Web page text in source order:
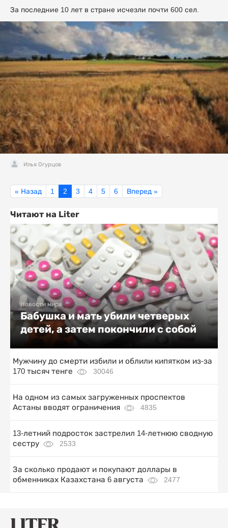
За последние 10 лет в стране исчезли почти 600 сел.
Илья Огурцов
« Назад 1 2 3 4 5 6 Вперед »
Читают на Liter
Новости мира
Бабушка и мать убили четверых
детей, а затем покончили с собой
Мужчину до смерти избили и облили кипятком из-за
170 тысяч тенге
30046
На одном из самых загруженных проспектов
Астаны вводят ограничения
4835
13-летний подросток застрелил 14-летнюю сводную
сестру
2533
За сколько продают и покупают доллары в
обменниках Казахстана 6 августа
2477